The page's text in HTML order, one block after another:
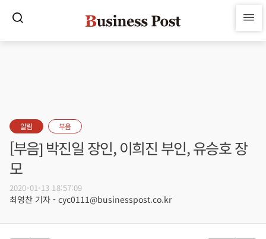
알림 부음
[부음] 박진일 장인, 이희진 부인, 유승호 장
모
2020-01-13 18:57:09
최영찬 기자 - cyc0111@businesspost.co.kr